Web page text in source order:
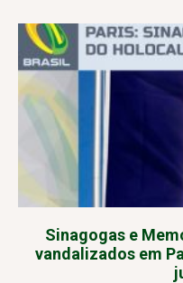
Sinagogas e
vandalizados em